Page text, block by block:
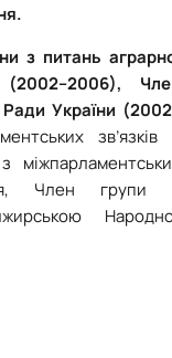
з питань
(2002–2006),
Ради України
зв’язків
Член групи